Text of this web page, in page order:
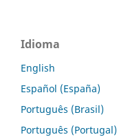
Idioma
English
Español (España)
Português (Brasil)
Português (Portugal)